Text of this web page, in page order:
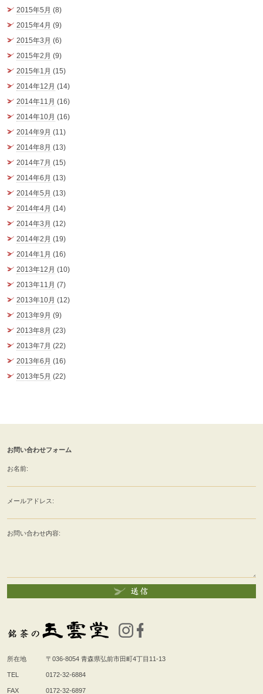
2015年5月 (8)
2015年4月 (9)
2015年3月 (6)
2015年2月 (9)
2015年1月 (15)
2014年12月 (14)
2014年11月 (16)
2014年10月 (16)
2014年9月 (11)
2014年8月 (13)
2014年7月 (15)
2014年6月 (13)
2014年5月 (13)
2014年4月 (14)
2014年3月 (12)
2014年2月 (19)
2014年1月 (16)
2013年12月 (10)
2013年11月 (7)
2013年10月 (12)
2013年9月 (9)
2013年8月 (23)
2013年7月 (22)
2013年6月 (16)
2013年5月 (22)
お問い合わせフォーム
お名前:
メールアドレス:
お問い合わせ内容:
所在地 〒036-8054 青森県弘前市田町4丁目11-13
TEL 0172-32-6884
FAX 0172-32-6897